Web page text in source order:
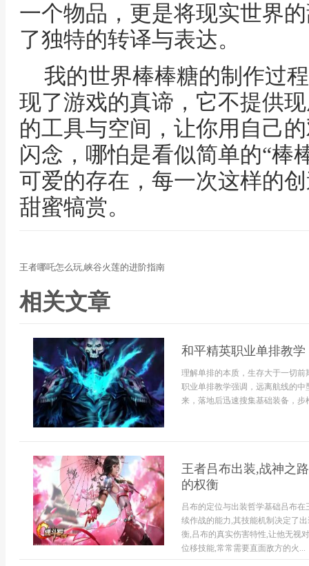
一个物品，更是将现实世界
了独特的转译与表达。
我的世界棒棒糖的制作过
现了游戏的真谛，它不提供
的工具与空间，让你用自己
闪念，哪怕是看似简单的“棒
可爱的存在，每一次这样的
甜蜜犒赏。
王者哪吒怎么玩,峡谷火莲的进阶指南
相关文章
和平精英职业单排教
理解单排的本质，生存大于一切
职业单排教学强调，远离航线的
来，落地后迅速搜集基础装备，
王者吕布出装,战神之
的权衡
吕布的定位与出装哲学基础吕布
续作战的能力,其技能机制决定了
衡,吕布的真实伤害特性,让他无视
位移技能,常常需要直面敌方的火...